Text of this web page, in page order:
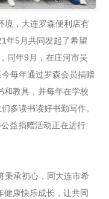
境，大连罗森便利店有
年5月共同发起了希望
同年9月，在庄河市吴
每年通过罗森会员捐赠
和教具，并每年在学校
多读书读好书勤写作。
益捐赠活动正在进行
秉承初心，同大连市希
健康快乐成长，让共同